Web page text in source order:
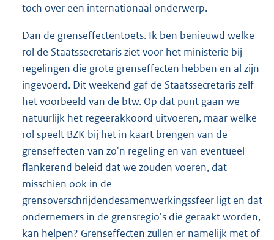
toch over een internationaal onderwerp.
Dan de grenseffectentoets. Ik ben benieuwd welke
rol de Staatssecretaris ziet voor het ministerie bij
regelingen die grote grenseffecten hebben en al zijn
ingevoerd. Dit weekend gaf de Staatssecretaris zelf
het voorbeeld van de btw. Op dat punt gaan we
natuurlijk het regeerakkoord uitvoeren, maar welke
rol speelt BZK bij het in kaart brengen van de
grenseffecten van zo'n regeling en van eventueel
flankerend beleid dat we zouden voeren, dat
misschien ook in de
grensoverschrijdendesamenwerkingssfeer ligt en dat
ondernemers in de grensregio's die geraakt worden,
kan helpen? Grenseffecten zullen er namelijk met of